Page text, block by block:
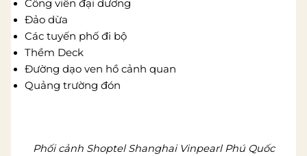
Công viên đại dương
Đảo dừa
Các tuyến phố đi bộ
Thềm Deck
Đường dạo ven hồ cảnh quan
Quảng trường đón
Phối cảnh Shoptel Shanghai Vinpearl Phú Quốc